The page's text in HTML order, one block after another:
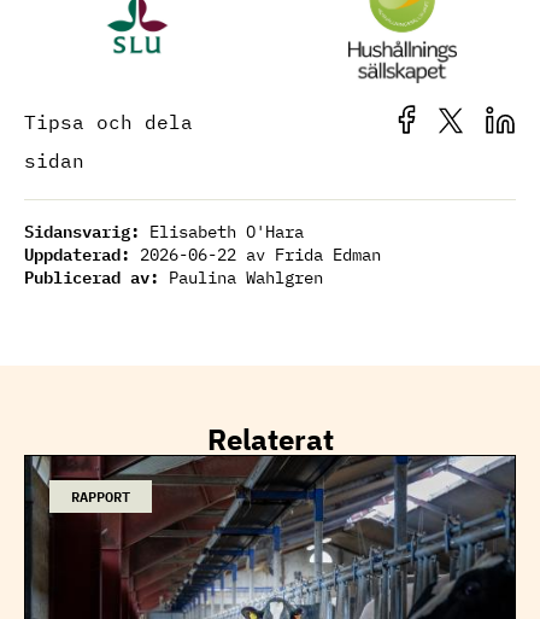
Tipsa och dela
sidan
Sidansvarig: Elisabeth O'Hara
Uppdaterad: 2026-06-22 av Frida Edman
Publicerad av: Paulina Wahlgren
Relaterat
RAPPORT